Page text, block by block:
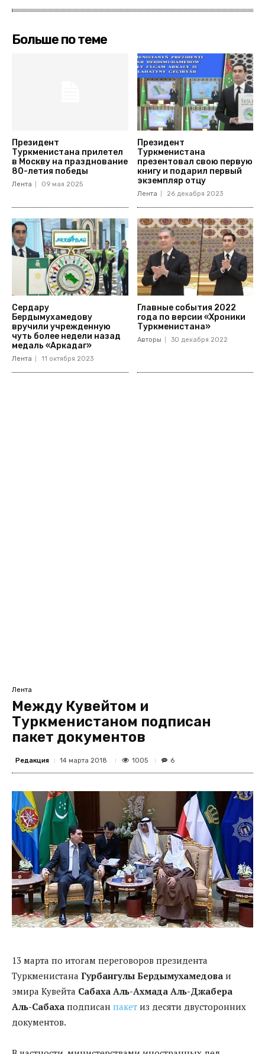
Больше по теме
Президент
Туркменистана прилетел
в Москву на празднование
80-летия победы
Лента 09 мая 2025
Президент
Туркменистана
презентовал свою первую
книгу и подарил первый
экземпляр отцу
Лента 26 декабря 2023
Сердару
Бердымухамедову
вручили учрежденную
чуть более недели назад
медаль «Аркадаг»
Лента 11 октября 2023
Главные события 2022
года по версии «Хроники
Туркменистана»
Авторы 30 декабря 2022